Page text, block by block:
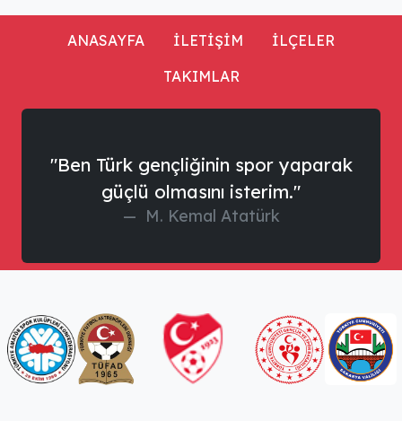
ANASAYFA İLETİŞİM
İLÇELER
TAKIMLAR
"Ben Türk gençliğinin spor yaparak
güçlü olmasını isterim."
M. Kemal Atatürk